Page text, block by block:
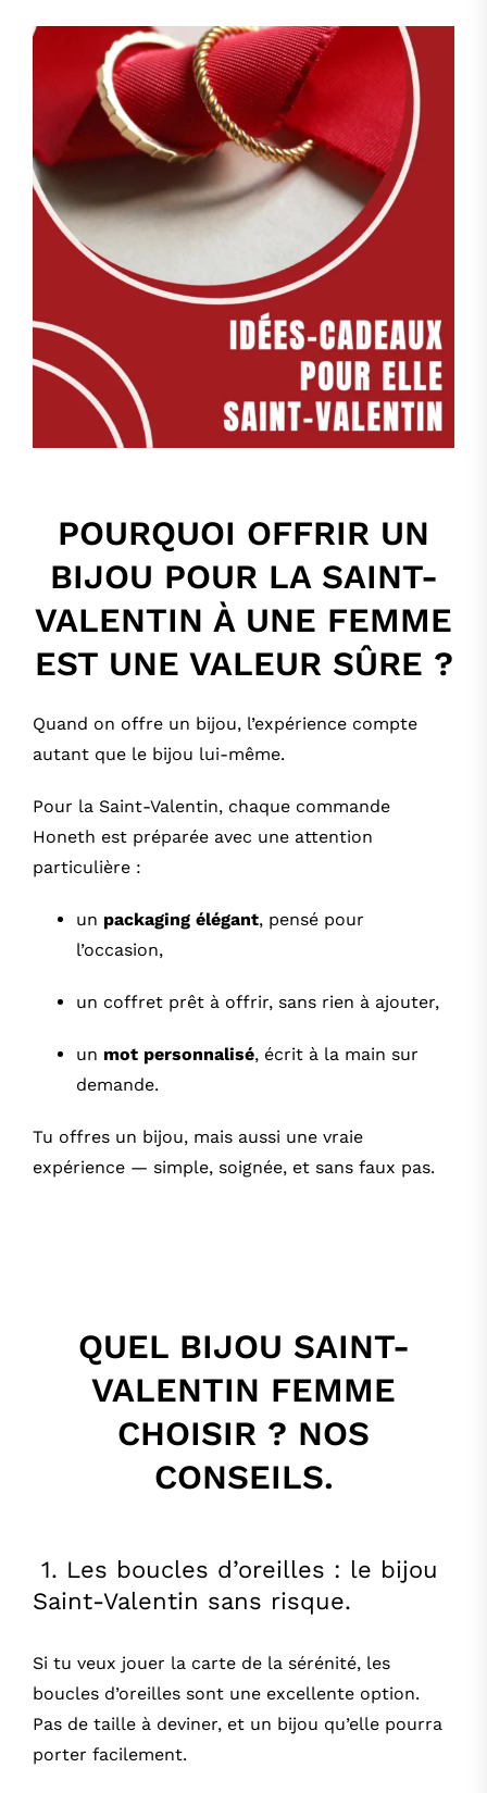
POURQUOI OFFRIR UN
BIJOU POUR LA SAINT-
VALENTIN À UNE FEMME
EST UNE VALEUR SÛRE ?
Quand on offre un bijou, l’expérience compte
autant que le bijou lui-même.
Pour la Saint-Valentin, chaque commande
Honeth est préparée avec une attention
particulière :
un packaging élégant, pensé pour
l’occasion,
un coffret prêt à offrir, sans rien à ajouter,
un mot personnalisé, écrit à la main sur
demande.
Tu offres un bijou, mais aussi une vraie
expérience — simple, soignée, et sans faux pas.
QUEL BIJOU SAINT-
VALENTIN FEMME
CHOISIR ? NOS
CONSEILS.
1. Les boucles d’oreilles : le bijou
Saint-Valentin sans risque.
Si tu veux jouer la carte de la sérénité, les
boucles d’oreilles sont une excellente option.
Pas de taille à deviner, et un bijou qu’elle pourra
porter facilement.